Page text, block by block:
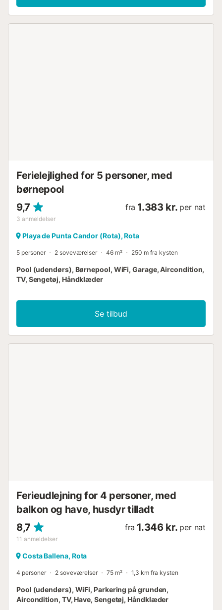
beliggenhed. Yderligere serviceydelser for din komfort:
Ferielejlighed for 5 personer, med
børnepool
9,7
3 anmeldelser
fra 1.383 kr. per nat
Playa de Punta Candor (Rota), Rota
5 personer 2 soveværelser 46 m² 250 m fra kysten
Pool (udendørs), Børnepool, WiFi, Garage, Aircondition,
TV, Sengetøj, Håndklæder
Se tilbud
Ferieudlejning for 4 personer, med
balkon og have, husdyr tilladt
8,7
11 anmeldelser
fra 1.346 kr. per nat
Costa Ballena, Rota
4 personer 2 soveværelser 75 m² 1,3 km fra kysten
Pool (udendørs), WiFi, Parkering på grunden,
Aircondition, TV, Have, Sengetøj, Håndklæder